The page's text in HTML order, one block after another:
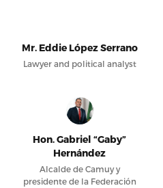
Mr. Eddie López Serrano
Lawyer and political analyst
Hon. Gabriel “Gaby”
Hernández
Alcalde de Camuy y
presidente de la Federación